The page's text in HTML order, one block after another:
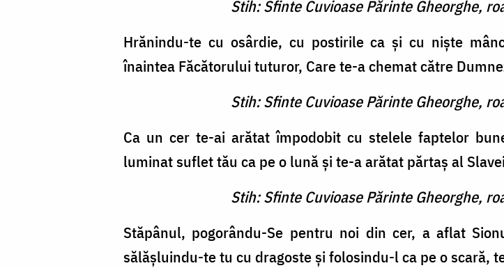
Stih: Sfinte Cuvioase Părinte Gheorghe,
Hrănindu-te cu osârdie, cu postirile ca şi cu nişte
înaintea Făcătorului tuturor, Care te-a chemat către
Stih: Sfinte Cuvioase Părinte Gheorghe,
Ca un cer te-ai arătat împodobit cu stelele faptelor
luminat suflet tău ca pe o lună şi te-a arătat părtaş al
Stih: Sfinte Cuvioase Părinte Gheorghe,
Stăpânul, pogorându-Se pentru noi din cer, a aflat
sălăşluindu-te tu cu dragoste şi folosindu-l ca pe o scară,